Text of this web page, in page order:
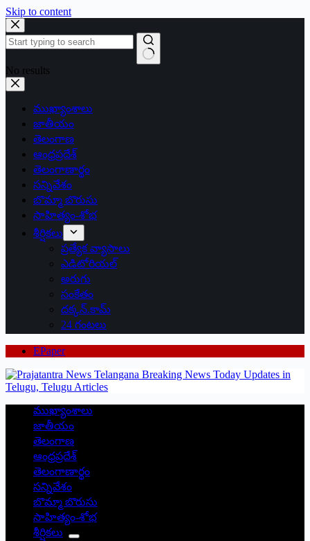
Skip to content
No results
ముఖ్యాంశాలు
జాతీయం
తెలంగాణ
ఆంధ్రప్రదేశ్
తెలంగాణార్థం
సన్నివేశం
బొమ్మా బొరుసు
సాహిత్యం-శోభ
శీర్షికలు
ప్రత్యేక వ్యాసాలు
ఎడిటోరియల్
అరుగు
సంకేతం
దక్కన్.కామ్
24 గంటలు
EPaper
ముఖ్యాంశాలు
జాతీయం
తెలంగాణ
ఆంధ్రప్రదేశ్
తెలంగాణార్థం
సన్నివేశం
బొమ్మా బొరుసు
సాహిత్యం-శోభ
శీర్షికలు